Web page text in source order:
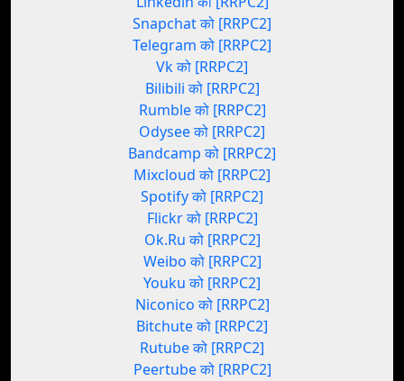
Snapchat को [RRPC2]
Telegram को [RRPC2]
Vk को [RRPC2]
Bilibili को [RRPC2]
Rumble को [RRPC2]
Odysee को [RRPC2]
Bandcamp को [RRPC2]
Mixcloud को [RRPC2]
Spotify को [RRPC2]
Flickr को [RRPC2]
Ok.Ru को [RRPC2]
Weibo को [RRPC2]
Youku को [RRPC2]
Niconico को [RRPC2]
Bitchute को [RRPC2]
Rutube को [RRPC2]
Peertube को [RRPC2]